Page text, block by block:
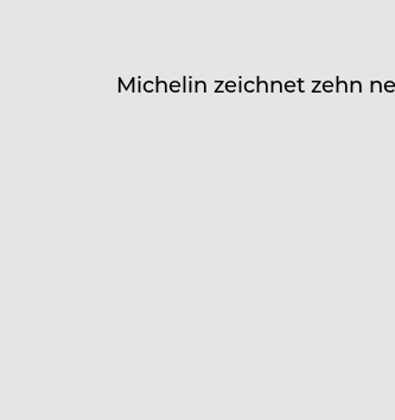
Michelin zeichnet zehn